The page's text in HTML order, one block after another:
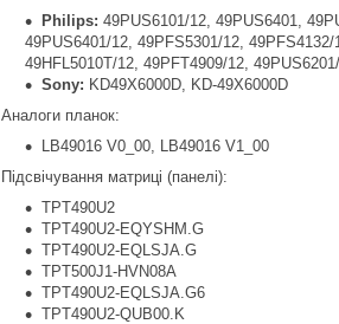
Philips: 49PUS6101/12, 49PUS6401,
49PUS6401/12, 49PFS5301/12,
49HFL5010T/12, 49PFT4909/12,
Sony: KD49X6000D, KD-49X6000D
Аналоги планок:
LB49016 V0_00, LB49016 V1_00
Підсвічування матриці (панелі):
TPT490U2
TPT490U2-EQYSHM.G
TPT490U2-EQLSJA.G
TPT500J1-HVN08A
TPT490U2-EQLSJA.G6
TPT490U2-QUB00.K